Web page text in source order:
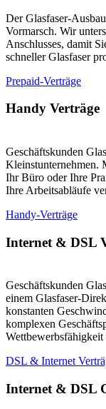
Der Glasfaser-
Vormarsch. Wir
Anschlusses, damit
schneller Glasfaser
Prepaid-Verträge
Handy Verträge
Geschäftskunden
Kleinstunternehmen.
Ihr Büro oder Ihre
Ihre Arbeitsabläufe
Handy-Verträge
Internet & DSL
Geschäftskunden
einem Glasfaser-
konstanten
komplexen
Wettbewerbsfähigkeit
DSL & Internet
Internet & DSL